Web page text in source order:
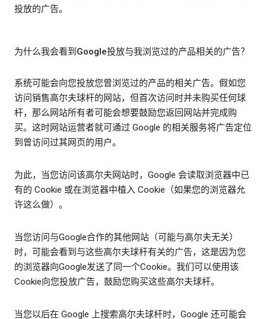
投放的广告。
为什么我会看到Google投放与我浏览过的产品相关的广告？
系统可能会向您投放您曾浏览过的产品的相关广告。假如您
访问销售高尔夫球杆的网站，但首次访问时并未购买任何球
杆，那么网站所有者可能会想要鼓励您返回网站并完成购
买。这时网站运营者就可通过 Google 的相关服务将广告定位
到曾访问过其网页的用户。
为此，当您访问该高尔夫网站时，Google 会读取浏览器中已
有的 Cookie 或在浏览器中植入 Cookie（如果您的浏览器允
许这么做）。
当您访问与Google合作的其他网站（可能与高尔夫无关）
时，可能会看到与这些高尔夫球杆有关的广告，这是因为您
的浏览器向Google发送了同一个Cookie。我们可以使用该
Cookie向您投放广告，鼓励您购买这些高尔夫球杆。
当您以后在 Google 上搜索高尔夫球杆时，Google 还可能会